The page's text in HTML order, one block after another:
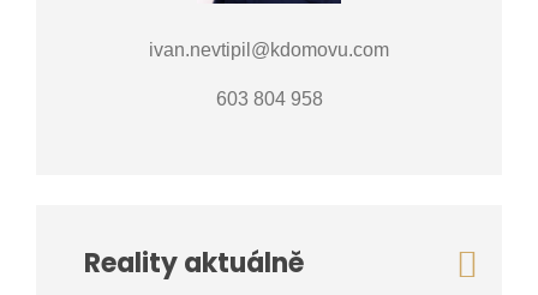
ivan.nevtipil@kdomovu.com
603 804 958
Reality aktuálně